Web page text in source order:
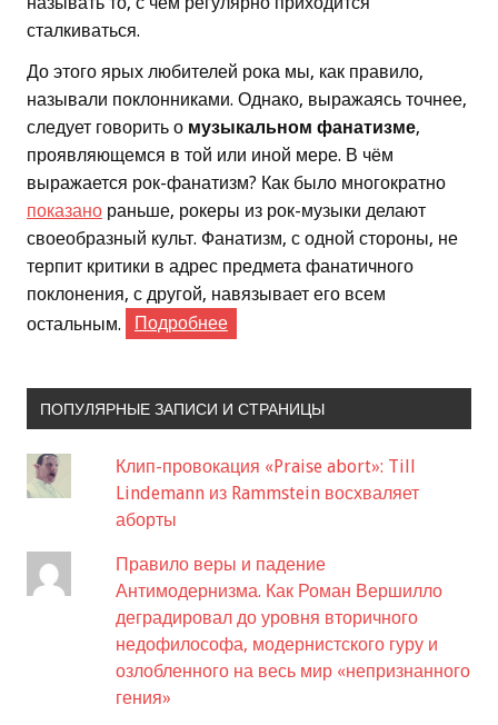
сталкиваться.
До этого ярых любителей рока мы, как правило,
называли поклонниками. Однако, выражаясь точнее,
следует говорить о музыкальном фанатизме,
проявляющемся в той или иной мере. В чём
выражается рок-фанатизм? Как было многократно
показано раньше, рокеры из рок-музыки делают
своеобразный культ. Фанатизм, с одной стороны, не
терпит критики в адрес предмета фанатичного
поклонения, с другой, навязывает его всем
остальным.
Подробнее
ПОПУЛЯРНЫЕ ЗАПИСИ И СТРАНИЦЫ
Клип-провокация «Praise abort»: Till
Lindemann из Rammstein восхваляет
аборты
Правило веры и падение
Антимодернизма. Как Роман Вершилло
деградировал до уровня вторичного
недофилософа, модернистского гуру и
озлобленного на весь мир «непризнанного
гения»